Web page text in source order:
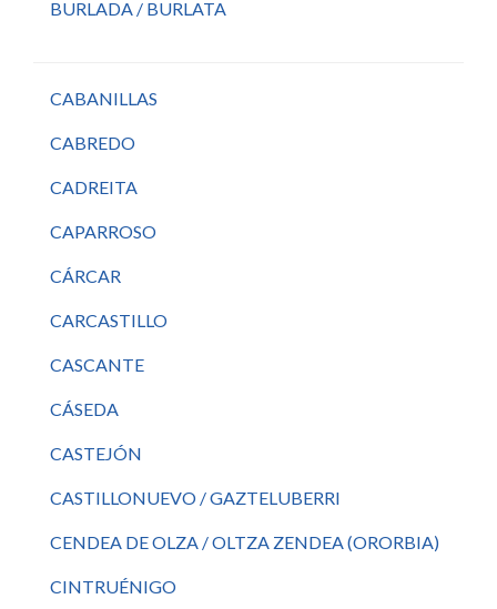
BURLADA / BURLATA
CABANILLAS
CABREDO
CADREITA
CAPARROSO
CÁRCAR
CARCASTILLO
CASCANTE
CÁSEDA
CASTEJÓN
CASTILLONUEVO / GAZTELUBERRI
CENDEA DE OLZA / OLTZA ZENDEA (ORORBIA)
CINTRUÉNIGO